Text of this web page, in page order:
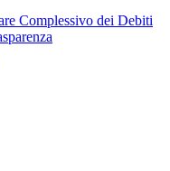
Complessivo dei Debiti